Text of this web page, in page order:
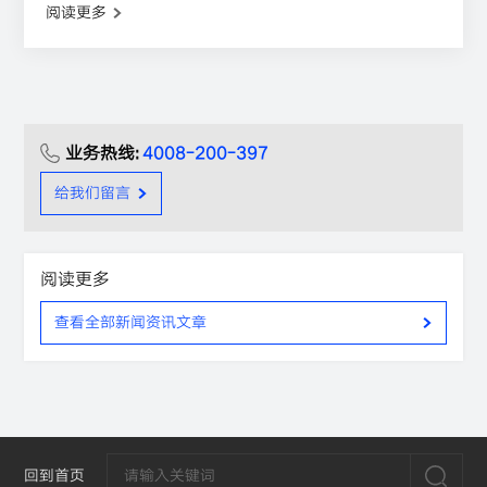
阅读更多
业务热线:4008-200-397
给我们留言
阅读更多
查看全部新闻资讯文章
回到首页